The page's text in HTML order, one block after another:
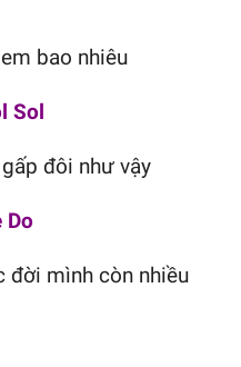
bao nhiêu
Sol
đôi như vậy
Do
đời mình còn nhiều